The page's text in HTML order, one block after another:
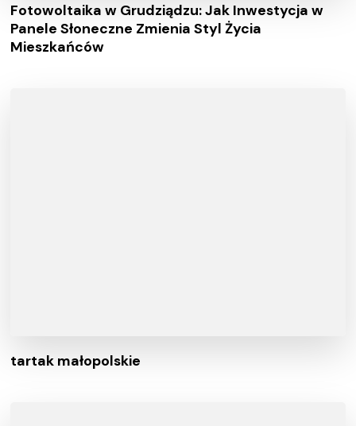
Fotowoltaika w Grudziądzu: Jak Inwestycja w
Panele Słoneczne Zmienia Styl Życia
Mieszkańców
tartak małopolskie